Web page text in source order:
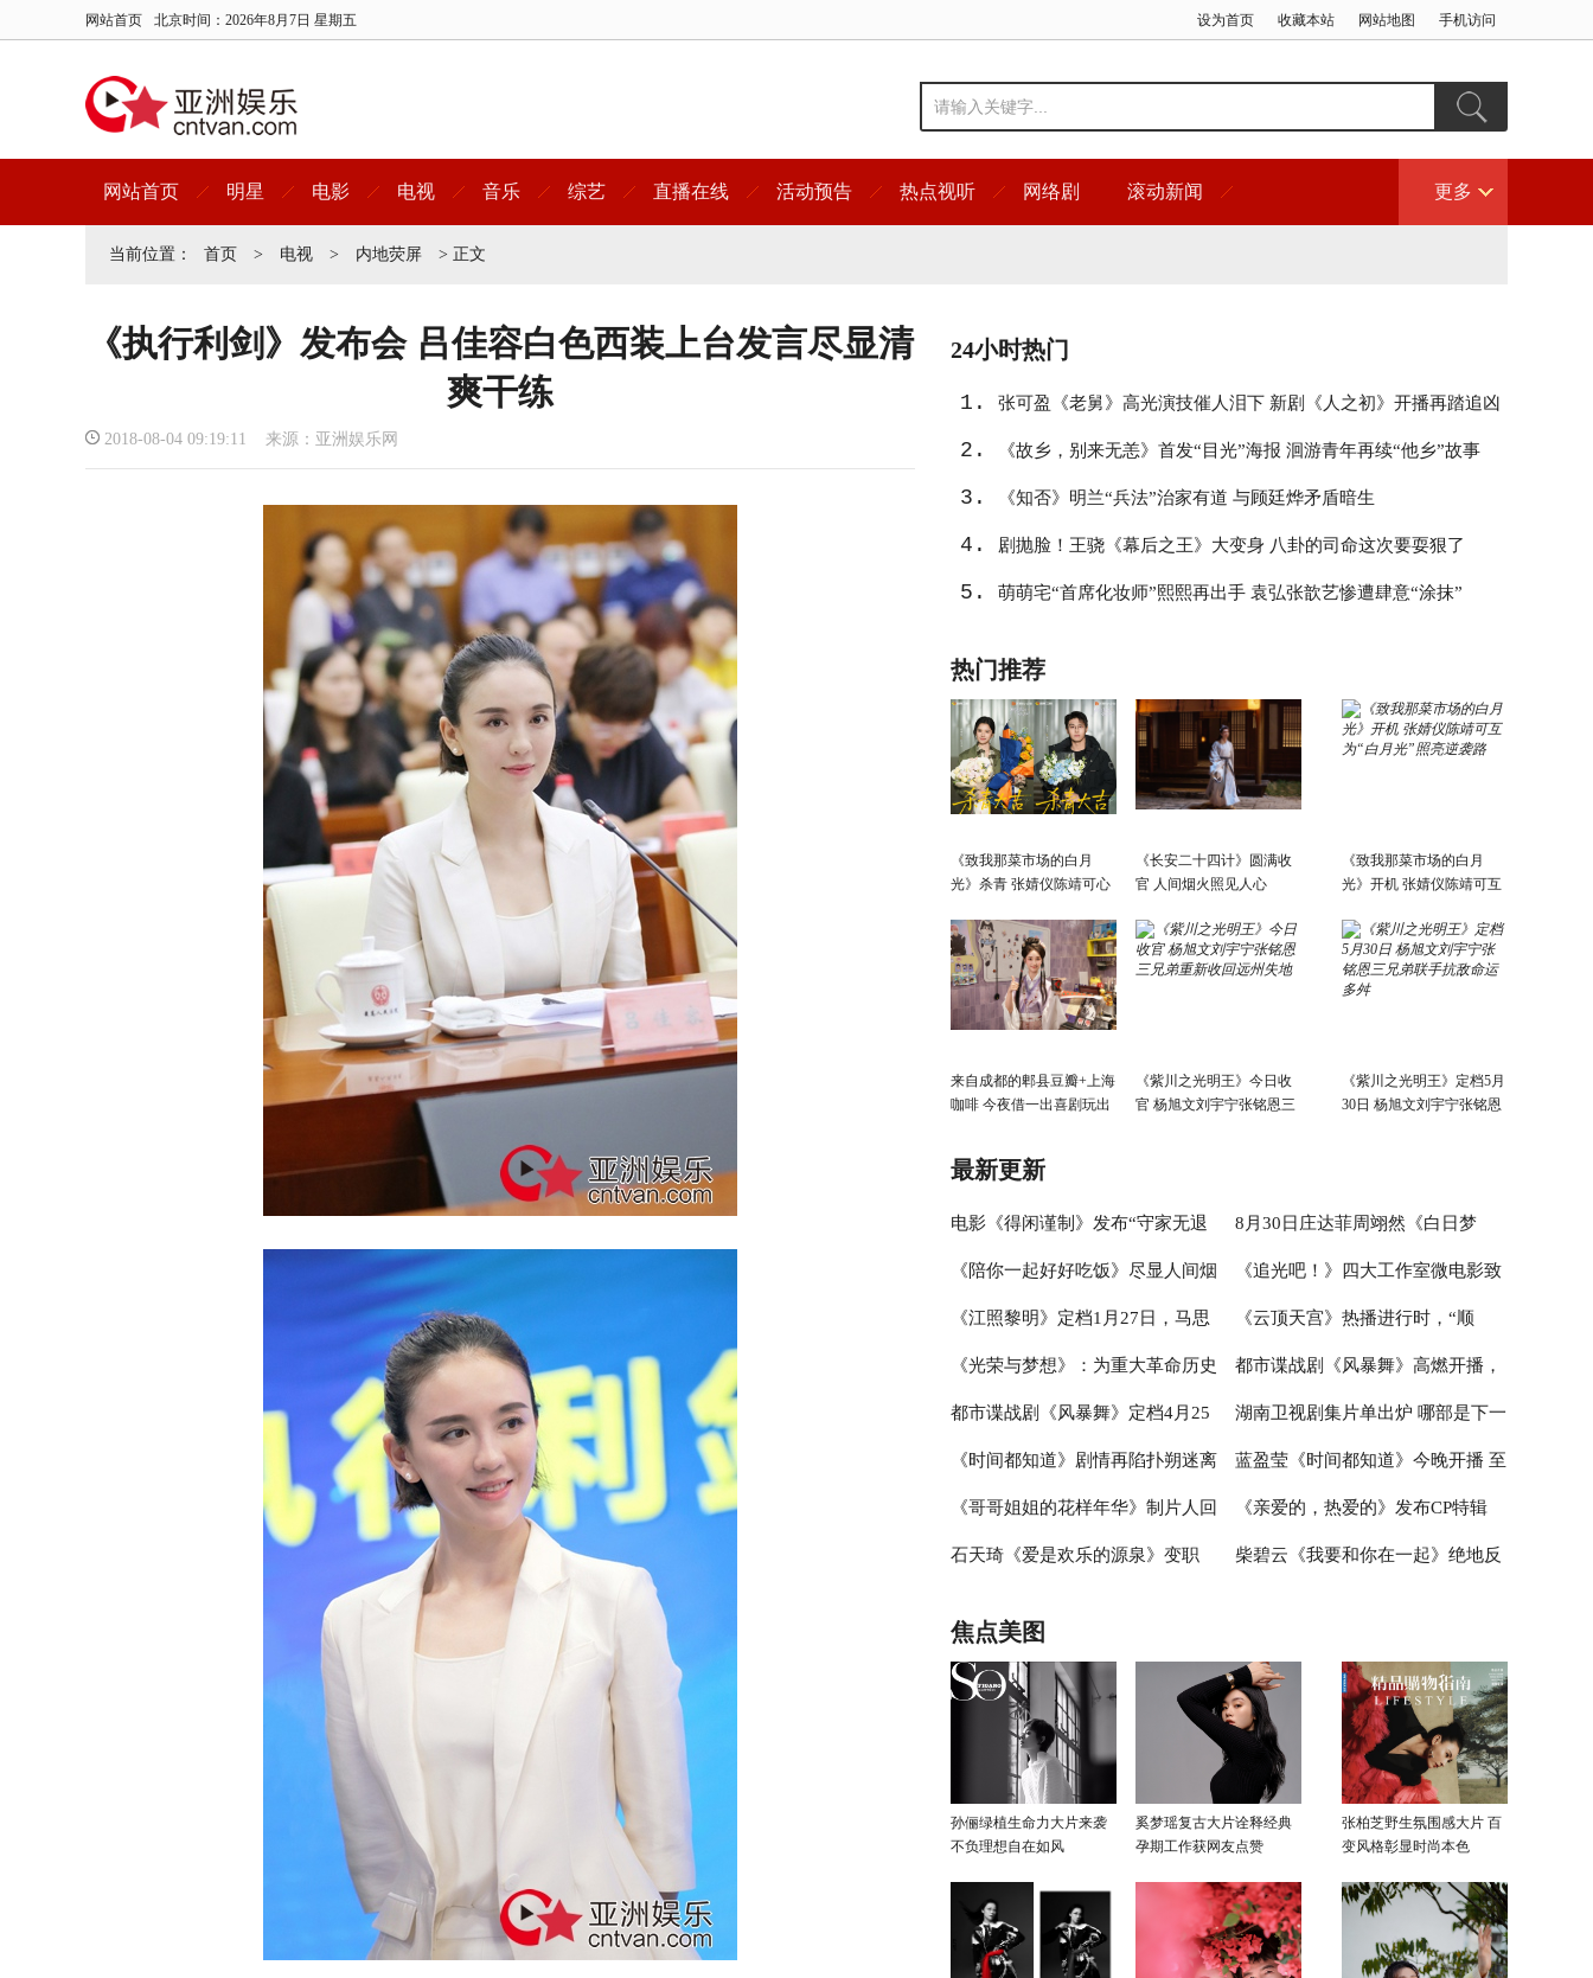
网站首页 北京时间： 2026年8月7日 星期五 设为首页 收藏本站 网站地图 手机访问
网站首页 明星 电影 电视 音乐 综艺 直播在线 活动预告 热点视听 网络剧 滚动新闻 更多
当前位置： 首页 > 电视 > 内地荧屏 > 正文
《执行利剑》发布会 吕佳容白色西装上台发言尽显清
爽干练
2018-08-04 09:19:11 来源：亚洲娱乐网
24小时热门
1. 张可盈《老舅》高光演技催人泪下 新剧《人之初》开播再踏追凶
之旅
2. 《故乡，别来无恙》首发“目光”海报 洄游青年再续“他乡”故事
3. 《知否》明兰“兵法”治家有道 与顾廷烨矛盾暗生
4. 剧抛脸！王骁《幕后之王》大变身 八卦的司命这次要耍狠了
5. 萌萌宅“首席化妆师”熙熙再出手 袁弘张歆艺惨遭肆意“涂抹”
热门推荐
《致我那菜市场的白月
光》杀青 张婧仪陈靖可心
《长安二十四计》圆满收
官 人间烟火照见人心
《致我那菜市场的白月
光》开机 张婧仪陈靖可互
来自成都的郫县豆瓣+上海
咖啡 今夜借一出喜剧玩出
《紫川之光明王》今日收
官 杨旭文刘宇宁张铭恩三
《紫川之光明王》定档5月
30日 杨旭文刘宇宁张铭恩
最新更新
电影《得闲谨制》发布“守家无退
路！”版预告及海报 百姓合力抗敌
捍卫家园
8月30日庄达菲周翊然《白日梦
我》于湖南卫视播出 暖愈诠释Z世
代青春
《陪你一起好好吃饭》尽显人间烟
火气 高瀚宇郑湫泓情感引共鸣
《追光吧！》四大工作室微电影致
敬无名英雄，全情演绎平凡中的伟
大
《江照黎明》定档1月27日，马思
纯白客新剧互飙演技
《云顶天宫》热播进行时，“顺
子”彭禺厶成全剧亮点
《光荣与梦想》：为重大革命历史
题材剧带来新突破
都市谍战剧《风暴舞》高燃开播，
强情节信息战不负期待
都市谍战剧《风暴舞》定档4月25
日，陈伟霆携手娜扎保卫信息安全
湖南卫视剧集片单出炉 哪部是下一
个爆款？
《时间都知道》剧情再陷扑朔迷离
唐嫣窦骁情感走向耐人寻味
蓝盈莹《时间都知道》今晚开播 至
情至性诠释新时代女性内心成长
《哥哥姐姐的花样年华》制片人回
应女主“舍己式奉献”：真正看懂赵
《亲爱的，热爱的》发布CP特辑
杨紫李现诠释纯真爱情
石天琦《爱是欢乐的源泉》变职 柴碧云《我要和你在一起》绝地反
焦点美图
孙俪绿植生命力大片来袭
不负理想自在如风
奚梦瑶复古大片诠释经典
孕期工作获网友点赞
张柏芝野生氛围感大片 百
变风格彰显时尚本色